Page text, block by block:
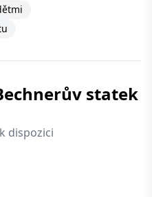
statek
dispozici